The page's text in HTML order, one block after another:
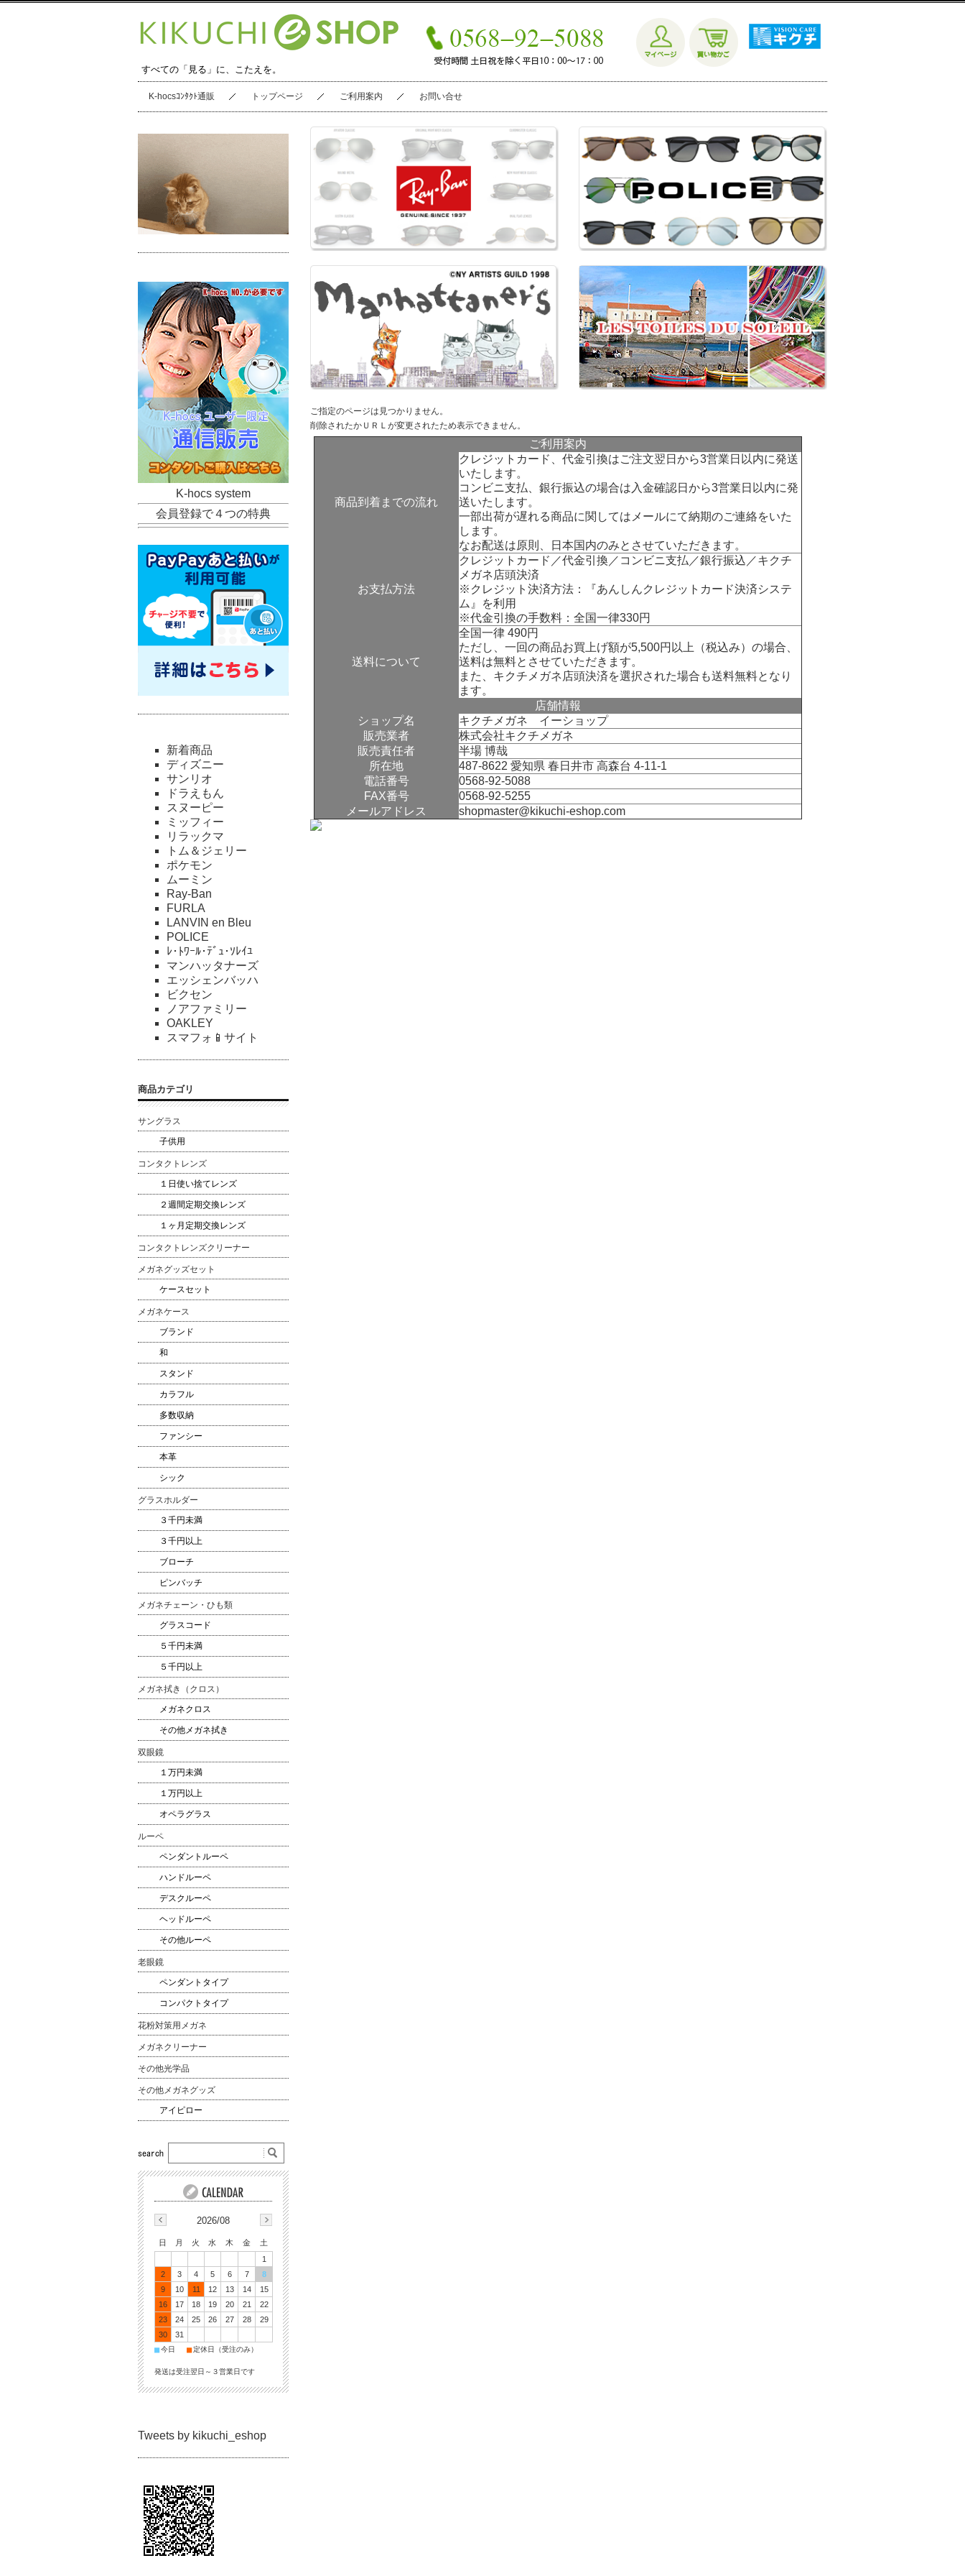
すべての「見る」に、こたえを。
K-hocsｺﾝﾀｸﾄ通販 トップページ ご利用案内 お問い合せ
ご指定のページは見つかりません。
削除されたかＵＲＬが変更されたため表示できません。
ご利用案内
商品到着までの流れ
クレジットカード、代金引換はご注文翌日から3営業日以内に発送
いたします。
コンビニ支払、銀行振込の場合は入金確認日から3営業日以内に発
送いたします。
一部出荷が遅れる商品に関してはメールにて納期のご連絡をいた
します。
なお配送は原則、日本国内のみとさせていただきます。
お支払方法
クレジットカード／代金引換／コンビニ支払／銀行振込／キクチ
メガネ店頭決済
※クレジット決済方法：『あんしんクレジットカード決済システ
ム 』を利用
※代金引換の手数料：全国一律330円
送料について
全国一律 490円
ただし、一回の商品お買上げ額が5,500円以上（税込み）の場合、
送料は無料とさせていただきます。
また、キクチメガネ店頭決済を選択された場合も送料無料となり
ます。
店舗情報
ショップ名
キクチメガネ イーショップ
販売業者
株式会社キクチメガネ
販売責任者
半場 博哉
所在地
487-8622 愛知県 春日井市 高森台 4‐11‐1
電話番号
0568-92-5088
FAX番号
0568-92-5255
メールアドレス
shopmaster@kikuchi-eshop.com
K-hocs system
会員登録で４つの特典
新着商品
ディズニー
サンリオ
ドラえもん
スヌーピー
ミッフィー
リラックマ
トム＆ジェリー
ポケモン
ムーミン
Ray-Ban
FURLA
LANVIN en Bleu
POLICE
ﾚ･ﾄﾜｰﾙ･ﾃﾞｭ･ｿﾚｲﾕ
マンハッタナーズ
エッシェンバッハ
ビクセン
ノアファミリー
OAKLEY
スマフォ📱サイト
商品カテゴリ
サングラス
子供用
コンタクトレンズ
１日使い捨てレンズ
２週間定期交換レンズ
１ヶ月定期交換レンズ
コンタクトレンズクリーナー
メガネグッズセット
ケースセット
メガネケース
ブランド
和
スタンド
カラフル
多数収納
ファンシー
本革
シック
グラスホルダー
３千円未満
３千円以上
ブローチ
ピンバッチ
メガネチェーン・ひも類
グラスコード
５千円未満
５千円以上
メガネ拭き（クロス）
メガネクロス
その他メガネ拭き
双眼鏡
１万円未満
１万円以上
オペラグラス
ルーペ
ペンダントルーペ
ハンドルーペ
デスクルーペ
ヘッドルーペ
その他ルーペ
老眼鏡
ペンダントタイプ
コンパクトタイプ
花粉対策用メガネ
メガネクリーナー
その他光学品
その他メガネグッズ
アイピロー
2026/08
日 月 火 水 木 金
土
1
2
3 4 5 6 7
8
9
10 11 12 13 14
15
16
17 18 19 20 21
22
23
24 25 26 27 28
29
30
31
■今日 ■定休日（受注のみ）
発送は受注翌日～３営業日です
Tweets by kikuchi_eshop